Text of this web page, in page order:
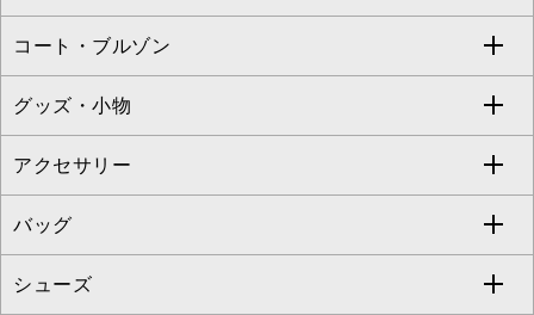
カーディガン
アンサンブルセット
ベスト・ジレ
パーカー
タンクトップ・キャミソール
チュニック
ジャンパースカート
その他のワンピース・ドレス
クロップド・半端丈パンツ
ガウチョ・ワイドパンツ
ハーフ・ショート丈パンツ
サロペット・オールインワン
その他のパンツ
ロング・マキシ丈スカート
ひざ丈スカート
ミモレ丈スカート
ショート・ミニ丈スカート
その他のスカート
すべてのジャケット・スーツ
テーラードジャケット
ノーカラージャケット
セットアップ
セットアップジャケット
コート・ブルゾン
すべてのコート・ブルゾン
トレンチコート
ピーコート
ダッフルコート
グッズ・小物
すべてのグッズ・小物
マスク
ストール・マフラー・スヌード
アクセサリー
すべてのアクセサリー
ネックレス
バッグ
すべてのバッグ
シューズ